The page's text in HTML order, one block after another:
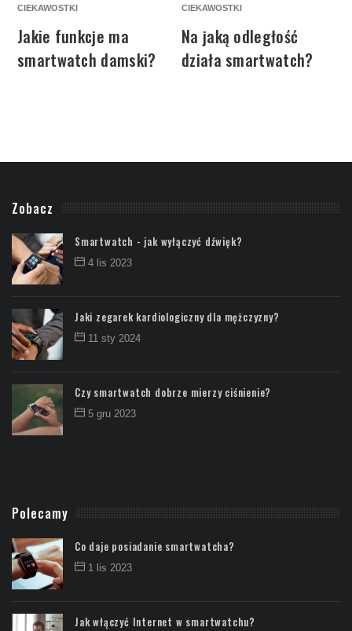
CIEKAWOSTKI
Jakie funkcje ma
smartwatch damski?
CIEKAWOSTKI
Na jaką odległość
działa smartwatch?
Zobacz
Smartwatch - jak wyłączyć dźwięk?
4 lis 2023
Jaki zegarek kardiologiczny dla mężczyzny?
11 sty 2024
Czy smartwatch dobrze mierzy ciśnienie?
5 gru 2023
Polecamy
Co daje posiadanie smartwatcha?
1 lis 2023
Jak włączyć Internet w smartwatchu?